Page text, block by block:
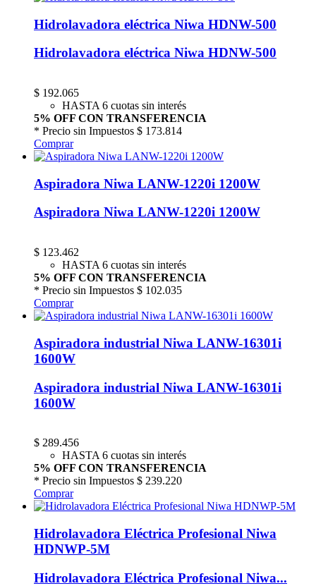
Hidrolavadora eléctrica Niwa HDNW-500
Hidrolavadora eléctrica Niwa HDNW-500
$ 192.065
HASTA 6 cuotas sin interés
5% OFF CON TRANSFERENCIA
* Precio sin Impuestos $ 173.814
Comprar
Aspiradora Niwa LANW-1220i 1200W
Aspiradora Niwa LANW-1220i 1200W
$ 123.462
HASTA 6 cuotas sin interés
5% OFF CON TRANSFERENCIA
* Precio sin Impuestos $ 102.035
Comprar
Aspiradora industrial Niwa LANW-16301i
1600W
Aspiradora industrial Niwa LANW-16301i
1600W
$ 289.456
HASTA 6 cuotas sin interés
5% OFF CON TRANSFERENCIA
* Precio sin Impuestos $ 239.220
Comprar
Hidrolavadora Eléctrica Profesional Niwa
HDNWP-5M
Hidrolavadora Eléctrica Profesional Niwa...